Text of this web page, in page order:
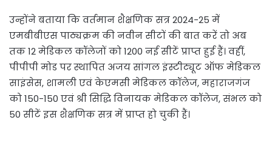
उन्होंने बताया कि वर्तमान शैक्षणिक सत्र 2024-25 में
एमबीबीएस पाठ्यक्रम की नवीन सीटों की बात करें तो अब
तक 12 मेडिकल कॉलेजों को 1200 नई सीटें प्राप्त हुई हैं। वहीं,
पीपीपी मोड पर स्थापित अजय सांगल इंस्टीट्यूट ऑफ मेडिकल
साइंसेस, शामली एवं केएमसी मेडिकल कॉलेज, महाराजगंज
को 150-150 एवं श्री सिद्धि विनायक मेडिकल कॉलेज, संभल को
50 सीटें इस शैक्षणिक सत्र में प्राप्त हो चुकी हैं।